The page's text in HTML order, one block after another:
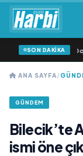
SON DAKİKA
‘dan İkinci Tekli
ANA SAYFA/
GÜNDEM
Bilecik’te
ismi öne